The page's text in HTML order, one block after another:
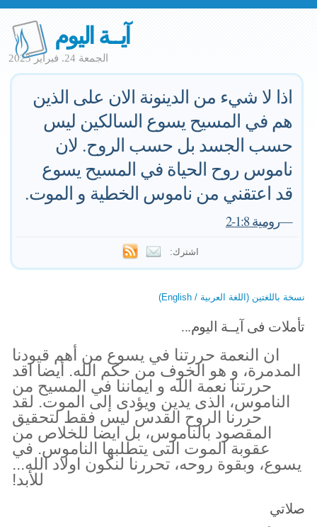
آيــة اليوم
الجمعة 24. فبراير 2023
اذا لا شيء من الدينونة الان على الذين
هم في المسيح يسوع السالكين ليس
حسب الجسد بل حسب الروح. لان
ناموس روح الحياة في المسيح يسوع
قد اعتقني من ناموس الخطية و الموت.
—رومية 1:8-2
اشترك:
نسخة باللغتين (اللغة العربية / English)
تأملات فى آيــة اليوم...
ان النعمة حررتنا في يسوع من أهم قيودنا
المدمرة، و هو الخوف من حكم الله. أيضا اقد
حررتنا نعمة الله و ايماننا في المسيح من
الناموس، الذى يدين ويؤدى إلى الموت. لقد
حررنا الروح القدس ليس فقط لتحقيق
المقصود بالناموس، بل ايضا للخلاص من
عقوبة الموت التى يتطلبها الناموس. في
يسوع، وبقوة روحه، تحررنا لنكون اولاد الله...
للأبد!
صلاتي